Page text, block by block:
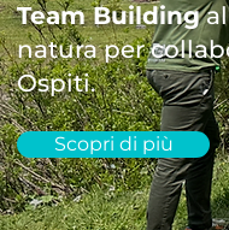
Team Building
natura per
Ospiti.
Scopri di più